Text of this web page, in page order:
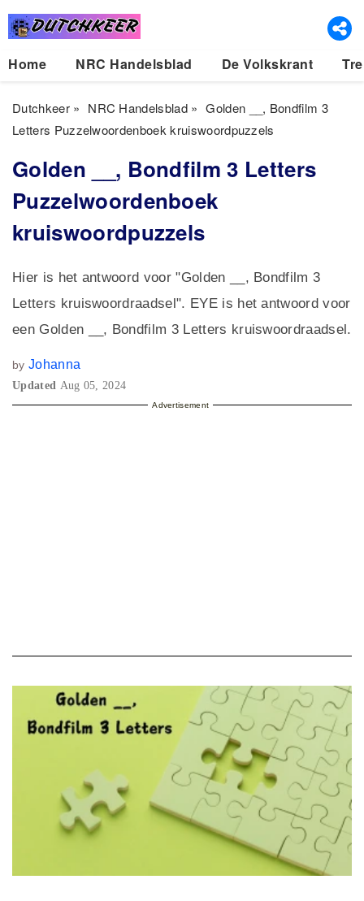
Home NRC Handelsblad De Volkskrant
Dutchkeer» NRC Handelsblad » Golden __, Bondfilm 3
Letters Puzzelwoordenboek kruiswoordpuzzels
Golden __, Bondfilm 3 Letters
Puzzelwoordenboek
kruiswoordpuzzels
Hier is het antwoord voor "Golden __, Bondfilm 3
Letters kruiswoordraadsel". EYE is het antwoord voor
een Golden __, Bondfilm 3 Letters kruiswoordraadsel.
by Johanna
Updated Aug 05, 2024
Advertisement